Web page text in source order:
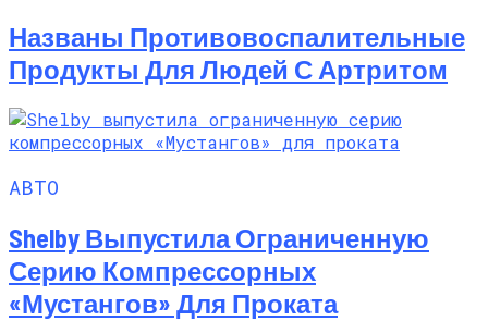
Названы Противовоспалительные
Продукты Для Людей С Артритом
АВТО
Shelby Выпустила Ограниченную
Серию Компрессорных
«Мустангов» Для Проката